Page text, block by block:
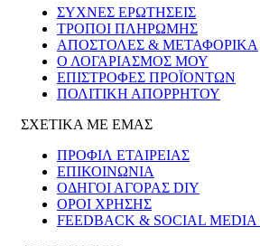
ΣΥΧΝΕΣ ΕΡΩΤΗΣΕΙΣ
ΤΡΟΠΟΙ ΠΛΗΡΩΜΗΣ
ΑΠΟΣΤΟΛΕΣ & ΜΕΤΑΦΟΡΙΚΑ
Ο ΛΟΓΑΡΙΑΣΜΟΣ ΜΟΥ
ΕΠΙΣΤΡΟΦΕΣ ΠΡΟΪΟΝΤΩΝ
ΠΟΛΙΤΙΚΗ ΑΠΟΡΡΗΤΟΥ
ΣΧΕΤΙΚΑ ΜΕ ΕΜΑΣ
ΠΡΟΦΙΛ ΕΤΑΙΡΕΙΑΣ
ΕΠΙΚΟΙΝΩΝΙΑ
ΟΔΗΓΟΙ ΑΓΟΡΑΣ DIY
ΟΡΟΙ ΧΡΗΣΗΣ
FEEDBACK & SOCIAL MEDIA